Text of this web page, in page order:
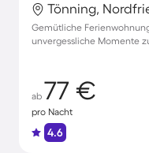
Tönning,
Gemütliche
unvergessliche Momente
ab 77 €
pro Nacht
4.6